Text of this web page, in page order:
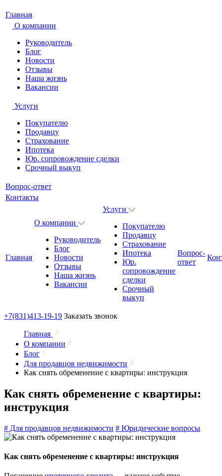
Главная
О компании
Руководитель
Блог
Новости
Отзывы
Наша жизнь
Вакансии
Услуги
Покупателю
Продавцу
Страхование
Ипотека
Юр. сопровождение сделки
Срочный выкуп
Вопрос-ответ
Контакты
Главная
О компании
Руководитель
Блог
Новости
Отзывы
Наша жизнь
Вакансии
Услуги
Покупателю
Продавцу
Страхование
Ипотека
Юр.
сопровождение
сделки
Срочный
выкуп
Вопрос-
ответ
+7(831)413-19-19 Заказать звонок
Главная
О компании
Блог
Для продавцов недвижимости
Как снять обременение с квартиры: инструкция
Как снять обременение с квартиры:
инструкция
# Для продавцов недвижимости # Юридические вопросы
Как снять обременение с квартиры: инструкция